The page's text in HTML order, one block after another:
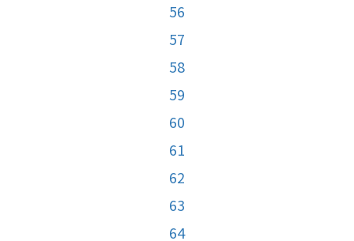
56
57
58
59
60
61
62
63
64